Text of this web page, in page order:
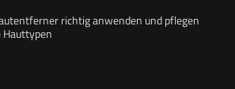
richtig anwenden und pflegen
Hauttypen